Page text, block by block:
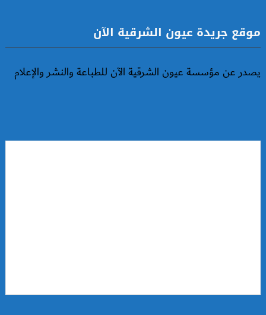
موقع جريدة عيون الشرقية الآن
يصدر عن مؤسسة عيون الشرقية الآن للطباعة والنشر والإعلام